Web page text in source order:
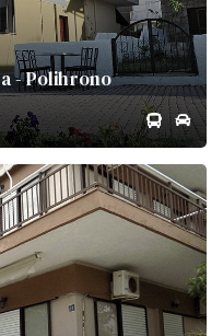
- Polihrono